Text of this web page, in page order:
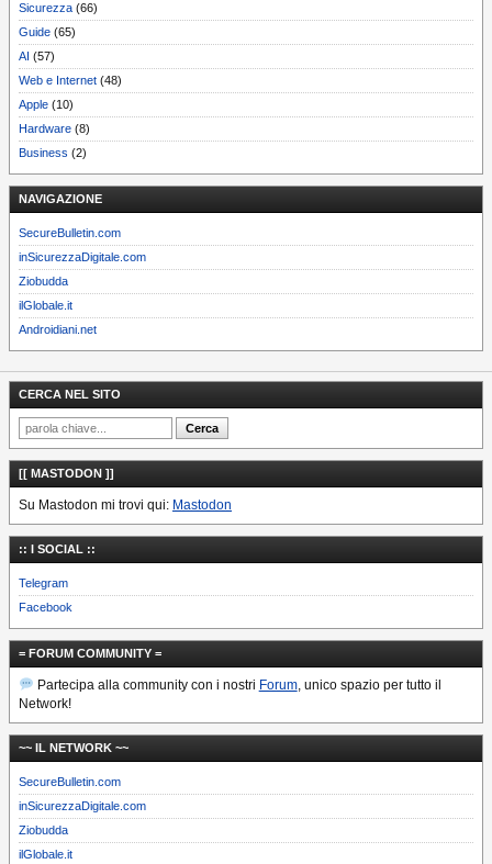
Sicurezza (66)
Guide (65)
AI (57)
Web e Internet (48)
Apple (10)
Hardware (8)
Business (2)
NAVIGAZIONE
SecureBulletin.com
inSicurezzaDigitale.com
Ziobudda
ilGlobale.it
Androidiani.net
CERCA NEL SITO
[[ MASTODON ]]
Su Mastodon mi trovi qui: Mastodon
:: I SOCIAL ::
Telegram
Facebook
= FORUM COMMUNITY =
Partecipa alla community con i nostri Forum, unico spazio per tutto il
Network!
~~ IL NETWORK ~~
SecureBulletin.com
inSicurezzaDigitale.com
Ziobudda
ilGlobale.it